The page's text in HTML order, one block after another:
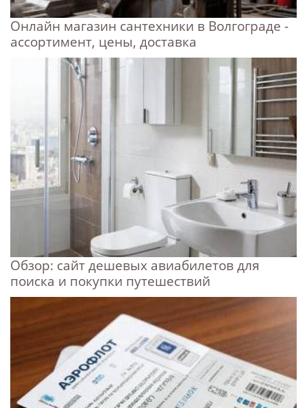
Онлайн магазин сантехники в Волгограде -
ассортимент, цены, доставка
Обзор: сайт дешевых авиабилетов для
поиска и покупки путешествий